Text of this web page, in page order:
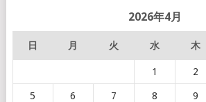
2026年4月
日 月 火 水 木
1 2
5 6 7 8 9